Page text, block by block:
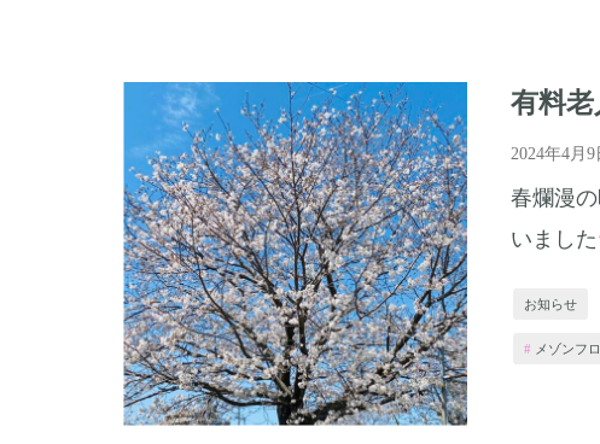
有料
2024年4月9
春爛漫
いました
お知らせ
メゾンフ